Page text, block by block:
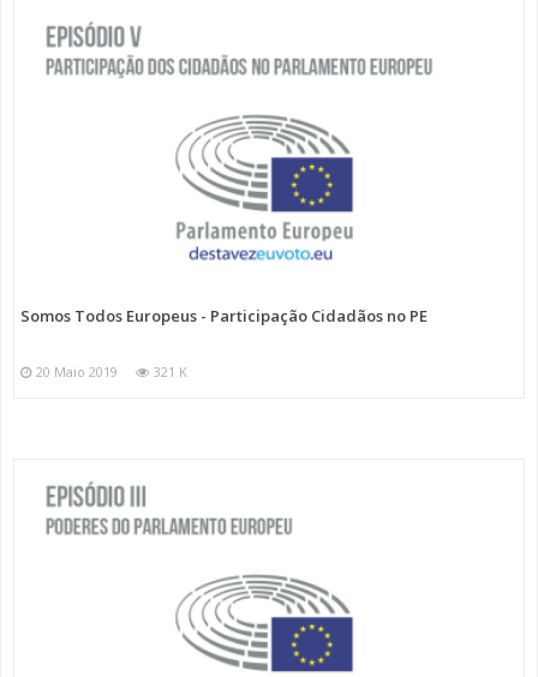
Somos Todos Europeus - Participação Cidadãos no PE
20 Maio 2019 321 K